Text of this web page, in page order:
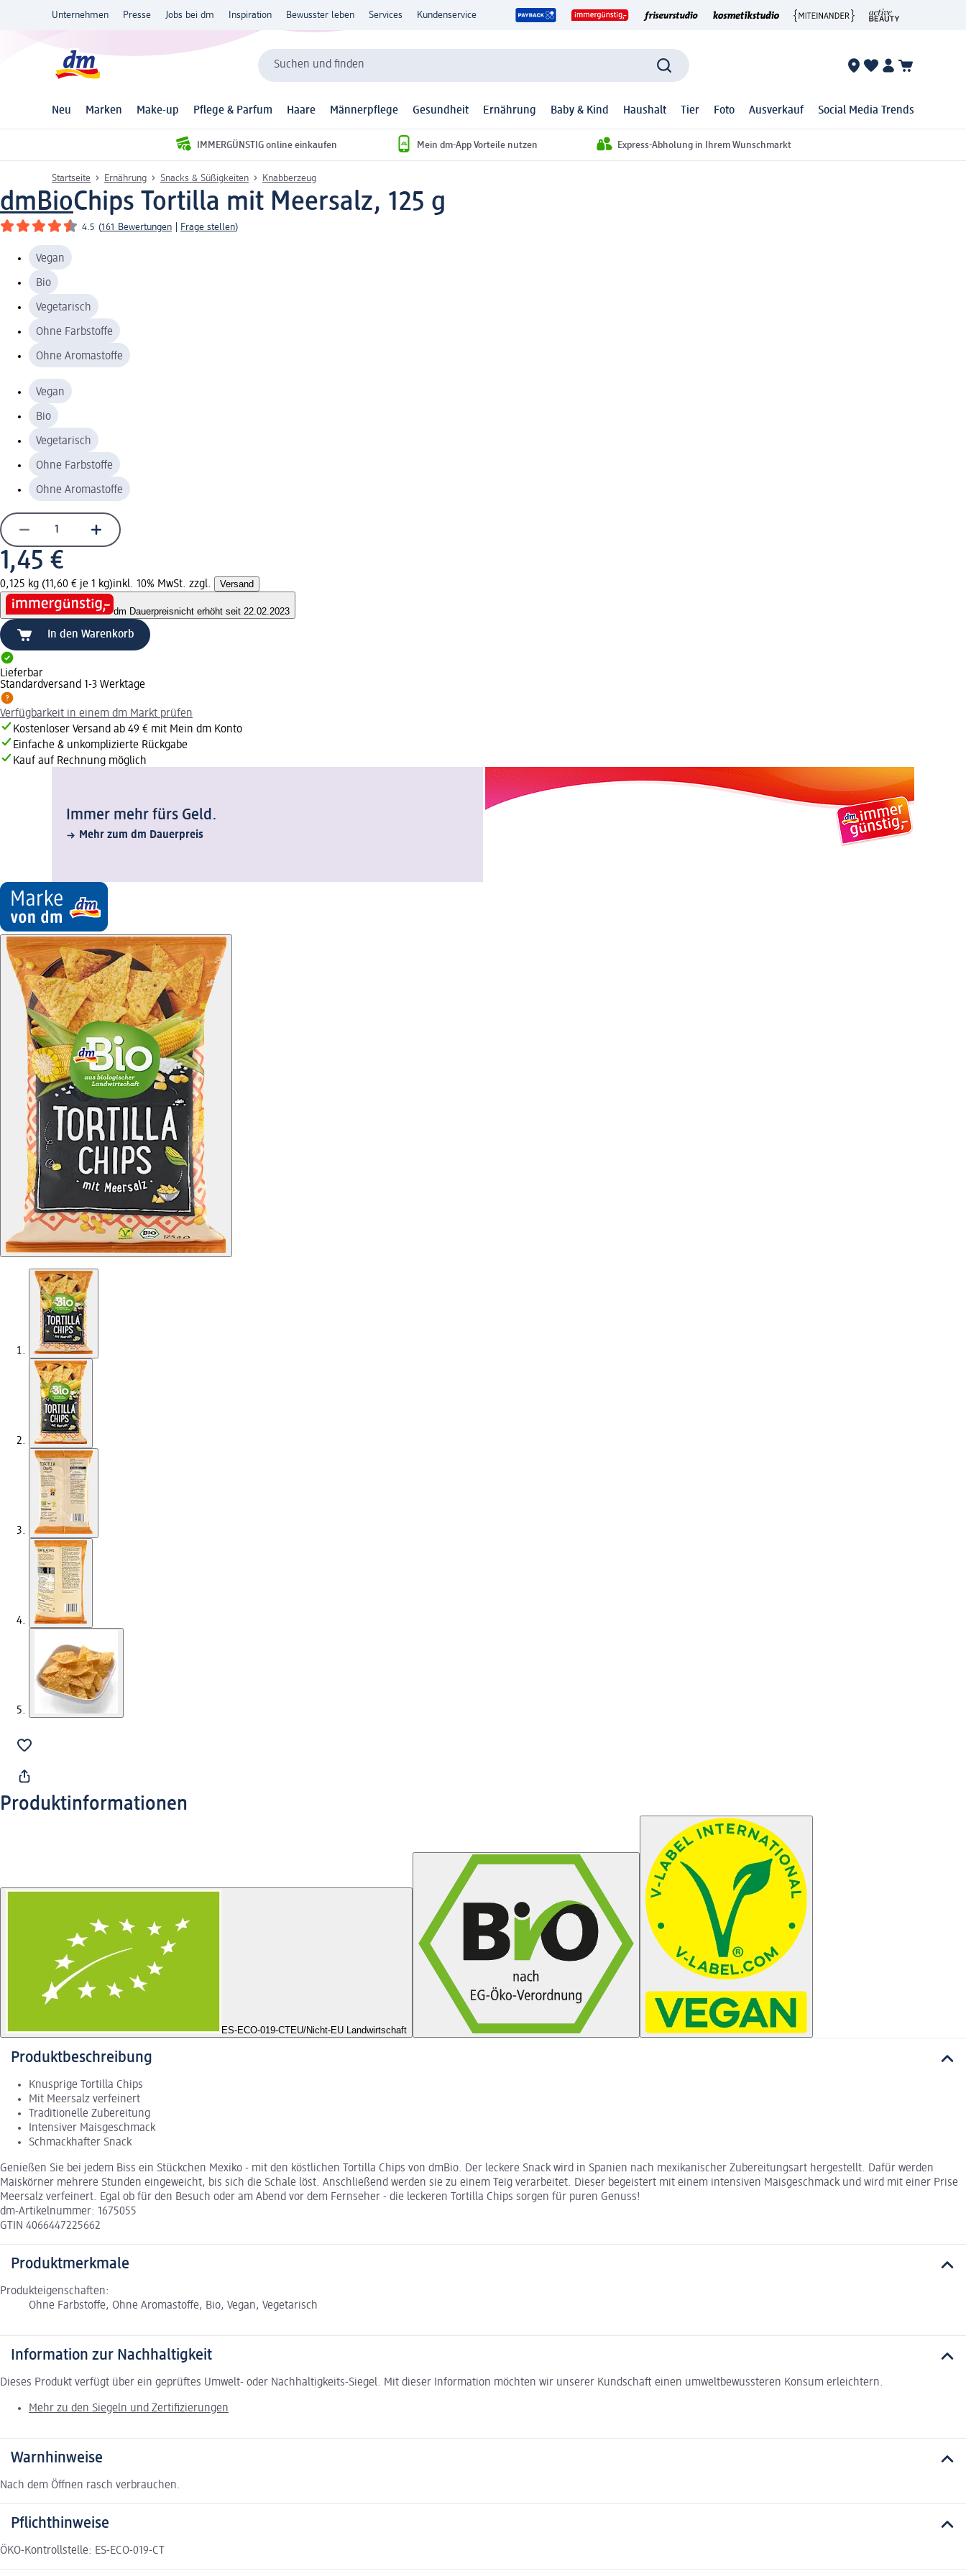
Unternehmen Presse Jobs bei dm Inspiration Bewusster leben Services Kundenservice
Suchen und finden
Neu Marken Make-up Pflege & Parfum Haare Männerpflege Gesundheit Ernährung Baby & Kind Haushalt Tier Foto Ausverkauf Social Media Trends
IMMERGÜNSTIG online einkaufen Mein dm-App Vorteile nutzen Express-Abholung in Ihrem Wunschmarkt
Startseite Ernährung Snacks & Süßigkeiten Knabberzeug
dmBioChips Tortilla mit Meersalz, 125 g
4.5 (161 Bewertungen Frage stellen)
Vegan
Bio
Vegetarisch
Ohne Farbstoffe
Ohne Aromastoffe
Vegan
Bio
Vegetarisch
Ohne Farbstoffe
Ohne Aromastoffe
1,45 €
0,125 kg (11,60 € je 1 kg)inkl. 10% MwSt. zzgl. Versand
dm Dauerpreisnicht erhöht seit 22.02.2023
In den Warenkorb
Lieferbar
Standardversand 1-3 Werktage
Verfügbarkeit in einem dm Markt prüfen
Kostenloser Versand ab 49 € mit Mein dm Konto
Einfache & unkomplizierte Rückgabe
Kauf auf Rechnung möglich
Immer mehr fürs Geld.
Mehr zum dm Dauerpreis
Produktinformationen
ES-ECO-019-CTEU/Nicht-EU Landwirtschaft
Produktbeschreibung
Knusprige Tortilla Chips
Mit Meersalz verfeinert
Traditionelle Zubereitung
Intensiver Maisgeschmack
Schmackhafter Snack
Genießen Sie bei jedem Biss ein Stückchen Mexiko - mit den köstlichen Tortilla Chips von dmBio. Der leckere Snack wird in Spanien nach mexikanischer Zubereitungsart hergestellt. Dafür werden
Maiskörner mehrere Stunden eingeweicht, bis sich die Schale löst. Anschließend werden sie zu einem Teig verarbeitet. Dieser begeistert mit einem intensiven Maisgeschmack und wird mit einer Prise
Meersalz verfeinert. Egal ob für den Besuch oder am Abend vor dem Fernseher - die leckeren Tortilla Chips sorgen für puren Genuss!
dm-Artikelnummer: 1675055
GTIN 4066447225662
Produktmerkmale
Produkteigenschaften:
Ohne Farbstoffe, Ohne Aromastoffe, Bio, Vegan, Vegetarisch
Information zur Nachhaltigkeit
Dieses Produkt verfügt über ein geprüftes Umwelt- oder Nachhaltigkeits-Siegel. Mit dieser Information möchten wir unserer Kundschaft einen umweltbewussteren Konsum erleichtern.
Mehr zu den Siegeln und Zertifizierungen
Warnhinweise
Nach dem Öffnen rasch verbrauchen.
Pflichthinweise
ÖKO-Kontrollstelle: ES-ECO-019-CT